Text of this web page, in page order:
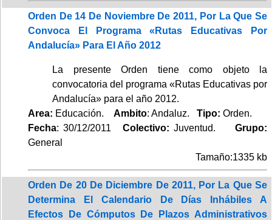
Orden De 14 De Noviembre De 2011, Por La Que Se
Convoca El Programa «Rutas Educativas Por
Andalucía» Para El Año 2012
La presente Orden tiene como objeto la
convocatoria del programa «Rutas Educativas por
Andalucía» para el año 2012.
Area: Educación. Ambito: Andaluz. Tipo: Orden.
Fecha: 30/12/2011 Colectivo: Juventud.
Grupo:
General
Tamaño:1335 kb
Orden De 20 De Diciembre De 2011, Por La Que Se
Determina El Calendario De Días Inhábiles A
Efectos De Cómputos De Plazos Administrativos